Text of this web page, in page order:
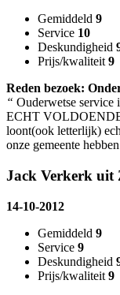
Gemiddeld 9
Service 10
Deskundigheid
Prijs/kwaliteit 9
Reden bezoek:
“ Ouderwetse
ECHT
loont(ook letterlijk)
onze gemeente
Jack Verkerk uit
14-10-2012
Gemiddeld 9
Service 9
Deskundigheid
Prijs/kwaliteit 9